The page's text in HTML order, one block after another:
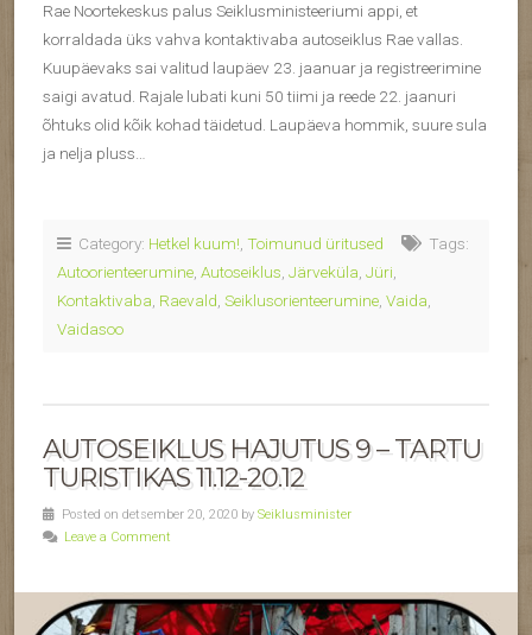
Rae Noortekeskus palus Seiklusministeeriumi appi, et
korraldada üks vahva kontaktivaba autoseiklus Rae vallas.
Kuupäevaks sai valitud laupäev 23. jaanuar ja registreerimine
saigi avatud. Rajale lubati kuni 50 tiimi ja reede 22. jaanuri
õhtuks olid kõik kohad täidetud. Laupäeva hommik, suure sula
ja nelja pluss…
Category: Hetkel kuum! Toimunud üritused
Tags:
Autoorienteerumine Autoseiklus Järveküla Jüri
Kontaktivaba Raevald Seiklusorienteerumine Vaida
Vaidasoo
AUTOSEIKLUS HAJUTUS 9 – TARTU
TURISTIKAS 11.12-20.12
Posted on detsember 20, 2020 by Seiklusminister
Leave a Comment